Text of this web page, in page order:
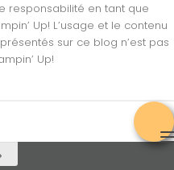
responsabilité en tant que
Up! L’usage et le contenu
sur ce blog n’est pas
Up!